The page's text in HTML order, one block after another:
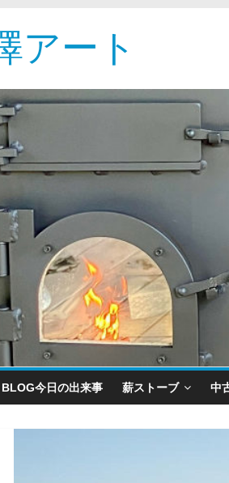
アート
BLOG今日の出来事 薪ストーブ 中